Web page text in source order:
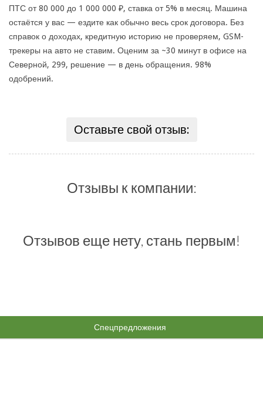
ПТС от 80 000 до 1 000 000 ₽, ставка от 5% в месяц. Машина
остаётся у вас — ездите как обычно весь срок договора. Без
справок о доходах, кредитную историю не проверяем, GSM-
трекеры на авто не ставим. Оценим за ~30 минут в офисе на
Северной, 299, решение — в день обращения. 98%
одобрений.
Оставьте свой отзыв:
Отзывы к компании:
Отзывов еще нету, стань первым!
Спецпредложения